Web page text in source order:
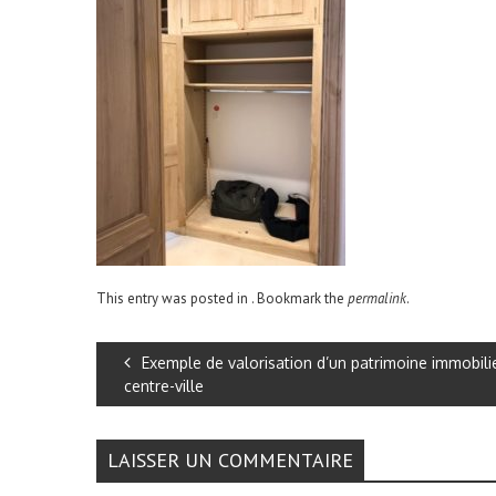
This entry was posted in . Bookmark the permalink.
Exemple de valorisation d’un patrimoine
centre-ville
LAISSER UN COMMENTAIRE